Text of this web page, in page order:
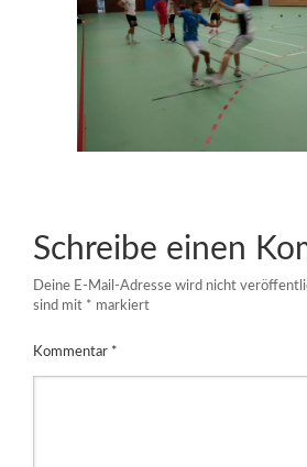
Schreibe einen
Deine E-Mail-Adresse wird nicht
sind mit * markiert
Kommentar *